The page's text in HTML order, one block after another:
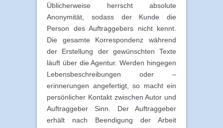
Üblicherweise herrscht absolute
Anonymität, sodass der Kunde die
Person des Auftraggebers nicht kennt.
Die gesamte Korrespondenz während
der Erstellung der gewünschten Texte
läuft über die Agentur. Werden hingegen
Lebensbeschreibungen oder –
erinnerungen angefertigt, so macht ein
persönlicher Kontakt zwischen Autor und
Auftraggeber Sinn. Der Auftraggeber
erhält nach Beendigung der Arbeit